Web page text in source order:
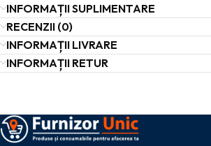
INFORMAȚII SUPLIMENTARE
RECENZII (0)
INFORMAȚII LIVRARE
INFORMAȚII RETUR